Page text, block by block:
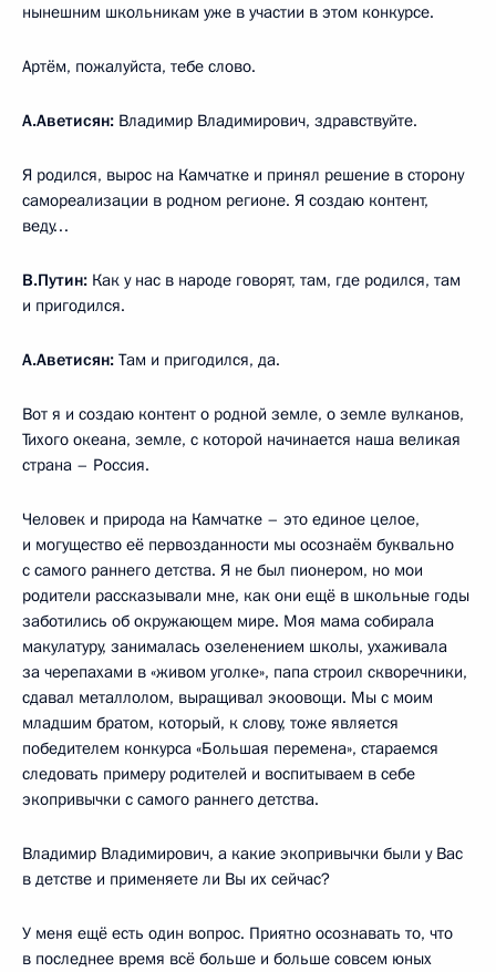
нынешним школьникам уже в участии в этом конкурсе.
Артём, пожалуйста, тебе слово.
А.Аветисян: Владимир Владимирович, здравствуйте.
Я родился, вырос на Камчатке и принял решение в сторону
самореализации в родном регионе. Я создаю контент,
веду…
В.Путин: Как у нас в народе говорят, там, где родился, там
и пригодился.
А.Аветисян: Там и пригодился, да.
Вот я и создаю контент о родной земле, о земле вулканов,
Тихого океана, земле, с которой начинается наша великая
страна – Россия.
Человек и природа на Камчатке – это единое целое,
и могущество её первозданности мы осознаём буквально
с самого раннего детства. Я не был пионером, но мои
родители рассказывали мне, как они ещё в школьные годы
заботились об окружающем мире. Моя мама собирала
макулатуру, занималась озеленением школы, ухаживала
за черепахами в «живом уголке», папа строил скворечники,
сдавал металлолом, выращивал экоовощи. Мы с моим
младшим братом, который, к слову, тоже является
победителем конкурса «Большая перемена», стараемся
следовать примеру родителей и воспитываем в себе
экопривычки с самого раннего детства.
Владимир Владимирович, а какие экопривычки были у Вас
в детстве и применяете ли Вы их сейчас?
У меня ещё есть один вопрос. Приятно осознавать то, что
в последнее время всё больше и больше совсем юных